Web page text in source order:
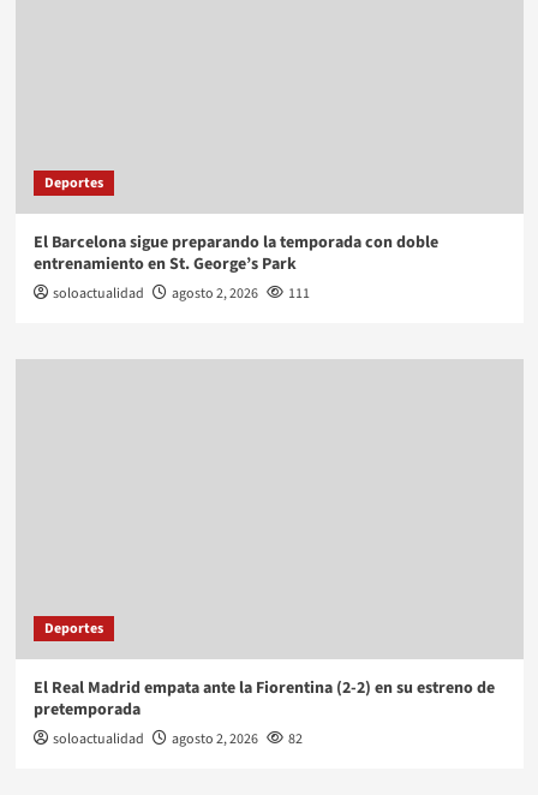
Deportes
El Barcelona sigue preparando la temporada con doble
entrenamiento en St. George’s Park
soloactualidad agosto 2, 2026 111
Deportes
El Real Madrid empata ante la Fiorentina (2-2) en su estreno de
pretemporada
soloactualidad agosto 2, 2026 82